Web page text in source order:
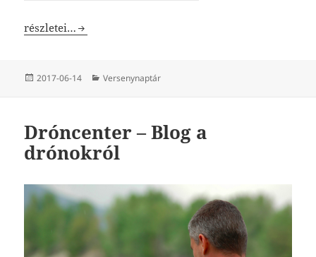
MMSZ versenynaptár
részletei…
Közzétéve
2017-06-14 Kategória
Versenynaptár
Dróncenter – Blog a
drónokról